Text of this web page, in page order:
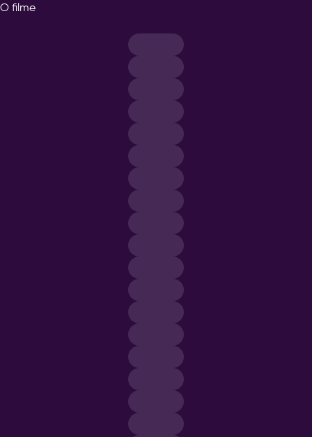
O filme